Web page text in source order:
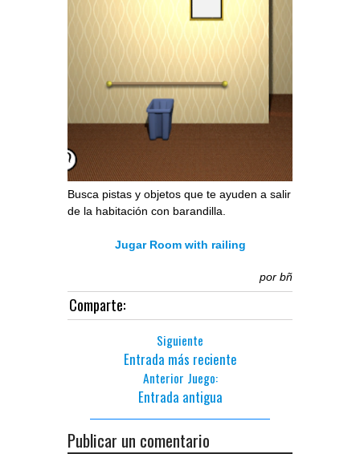
Busca pistas y objetos que te ayuden a salir
de la habitación con barandilla.
Jugar Room with railing
por bñ
Comparte:
Siguiente
Entrada más reciente
Anterior Juego:
Entrada antigua
Publicar un comentario